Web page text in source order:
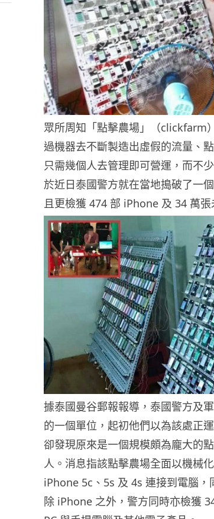
眾所周知「點擊農場」（clickfarm
過機器去不斷製造出虛假的流量、
只需幾個人去管理即可營運，而不
於近日泰國警方就在當地搗破了一
且更檢獲 474 部 iPhone 及 34 萬張
據泰國曼谷郵報報導，泰國警方及
的一個單位，起初他們以為該處正
卻發現原來是一個規模頗為龐大的
人。消息指該點擊農場全面以機械
iPhone 5c、5s 及 4s 連接到電腦，
除 iPhone 之外，警方同時亦檢獲